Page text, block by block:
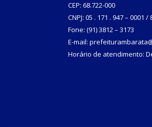
CEP: 68.722-000
CNPJ: 05 . 171 . 947 – 0001 /
Fone: (91) 3812 – 3173
E-mail:
Horário de atendimento: